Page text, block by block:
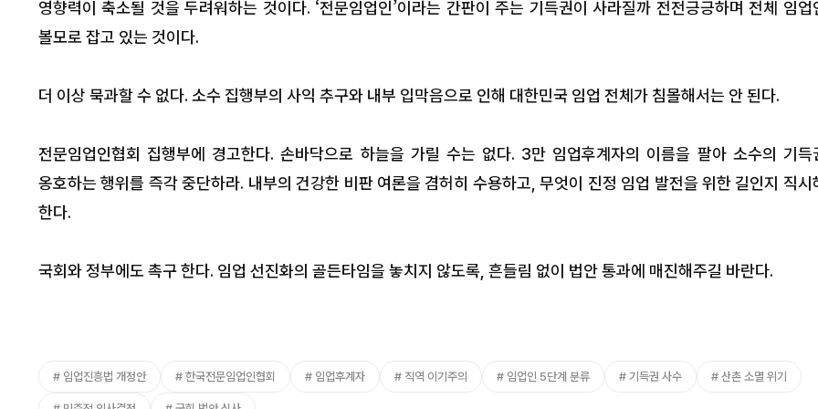
영향력이 축소될 것을 두려워하는 것이다. ‘전문임업인’이라는 간판이 주는 기득권이 사라질까 전전긍긍하며 전체 임업
볼모로 잡고 있는 것이다.
더 이상 묵과할 수 없다. 소수 집행부의 사익 추구와 내부 입막음으로 인해 대한민국 임업 전체가 침몰해서는 안 된다.
전문임업인협회 집행부에 경고한다. 손바닥으로 하늘을 가릴 수는 없다. 3만 임업후계자의 이름을 팔아 소수의 기득
옹호하는 행위를 즉각 중단하라. 내부의 건강한 비판 여론을 겸허히 수용하고, 무엇이 진정 임업 발전을 위한 길인지 직시
한다.
국회와 정부에도 촉구 한다. 임업 선진화의 골든타임을 놓치지 않도록, 흔들림 없이 법안 통과에 매진해주길 바란다.
임업진흥법 개정안 한국전문임업인협회 임업후계자 직역 이기주의 임업인 5단계 분류 기득권 사수 산촌 소멸 위기